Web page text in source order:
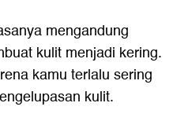
mengandung
kulit menjadi kering.
kamu terlalu sering
kulit.